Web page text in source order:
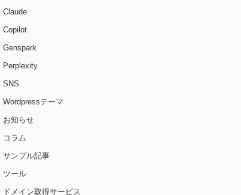
Claude
Copilot
Genspark
Perplexity
SNS
Wordpressテーマ
お知らせ
コラム
サンプル記事
ツール
ドメイン取得サービス